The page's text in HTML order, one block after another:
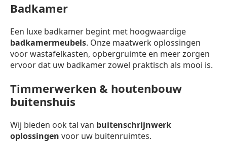
Badkamer
Een luxe badkamer begint met hoogwaardige
badkamermeubels. Onze maatwerk oplossingen
voor wastafelkasten, opbergruimte en meer zorgen
ervoor dat uw badkamer zowel praktisch als mooi is.
Timmerwerken & houtenbouw
buitenshuis
Wij bieden ook tal van buitenschrijnwerk
oplossingen voor uw buitenruimtes.